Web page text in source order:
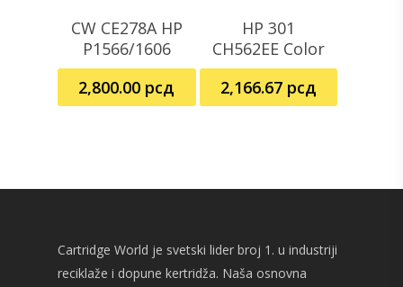
Dodaj U Korpu
CW CE278A HP
P1566/1606
2,800.00 рсд
Pročitajte Još
HP 301
CH562EE Color
2,166.67 рсд
Cartridge World je svetski lider broj 1. u industriji
reciklaže i dopune kertridža. Naša osnovna